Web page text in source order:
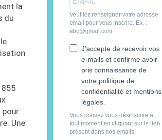
la
du
855
pour
Une
Veuillez renseigner votre adresse
email pour vous inscrire. Ex. :
abc@gmail.com
J'accepte de recevoir vos
e-mails et confirme avoir
pris connaissance de
votre politique de
confidentialité et mentions
légales.
Vous pouvez vous désinscrire à
tout moment en cliquant sur le lien
présent dans nos emails.